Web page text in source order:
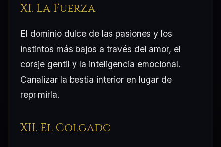
XI. La Fuerza
El dominio dulce de las pasiones y los
instintos más bajos a través del amor, el
coraje gentil y la inteligencia emocional.
Canalizar la bestia interior en lugar de
reprimirla.
XII. El Colgado